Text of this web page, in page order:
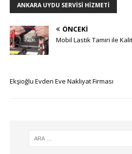
ANKARA UYDU SERVISI HIZMETI
ÖNCEKI
Mobil Lastik Tamiri ile
Ekşioğlu Evden Eve Nakliyat Firması